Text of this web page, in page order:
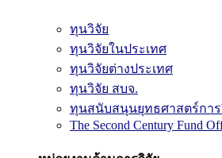
ทุนวิจัย
ทุนวิจัยในประเทศ
ทุนวิจัยต่างประเทศ
ทุนวิจัย สบจ.
ทุนสนับสนุนยุทธศาสตร์การ
The Second Century Fund